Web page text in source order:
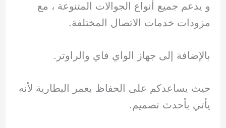
و يدعم جميع أنواع الجوالات المتنوعة ، مع
مزودات خدمات الاتصال المختلفة.
بالإضافة إلى جهاز الواي فاي والراوتر.
حيث يساعدكم على الحفاظ بعمر البطارية لأنه
يأتي بأحدث تصميم.